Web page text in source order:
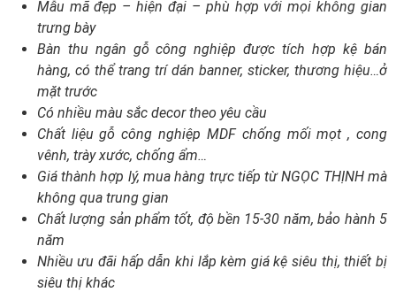
Mẫu mã đẹp – hiện đại – phù hợp với mọi không gian
trưng bày
Bàn thu ngân gỗ công nghiệp được tích hợp kệ bán
hàng, có thể trang trí dán banner, sticker, thương hiệu…ở
mặt trước
Có nhiều màu sắc decor theo yêu cầu
Chất liệu gỗ công nghiệp MDF chống mối mọt , cong
vênh, trày xước, chống ẩm…
Giá thành hợp lý, mua hàng trực tiếp từ NGỌC THỊNH mà
không qua trung gian
Chất lượng sản phẩm tốt, độ bền 15-30 năm, bảo hành 5
năm
Nhiều ưu đãi hấp dẫn khi lắp kèm giá kệ siêu thị, thiết bị
siêu thị khác